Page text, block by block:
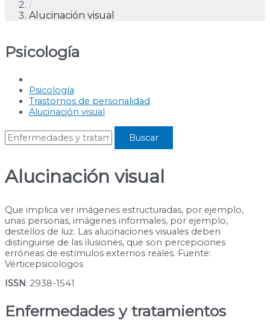
/
Alucinación visual
Psicología
Psicología
Trastornos de personalidad
Alucinación visual
Alucinación visual
Que implica ver imágenes estructuradas, por ejemplo,
unas personas, imágenes informales, por ejemplo,
destellos de luz. Las alucinaciones visuales deben
distinguirse de las ilusiones, que son percepciones
erróneas de estímulos externos reales. Fuente:
Vérticepsicologos
ISSN: 2938-1541
Enfermedades y tratamientos